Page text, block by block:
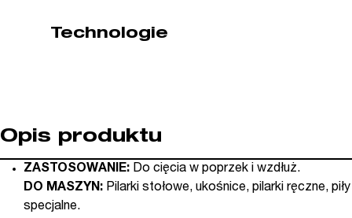
285.072.14M)
Technologie
Opis produktu
ZASTOSOWANIE: Do cięcia w poprzek i wzdłuż.
DO MASZYN: Pilarki stołowe, ukośnice, pilarki ręczne, piły
specjalne.